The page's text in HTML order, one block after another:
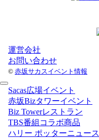
運営会社
お問い合わせ
© 赤坂サカスイベント情報
Sacas広場イベント
赤坂Bizタワーイベント
Biz Towerレストラン
TBS番組コラボ商品
ハリー ポッターニュース